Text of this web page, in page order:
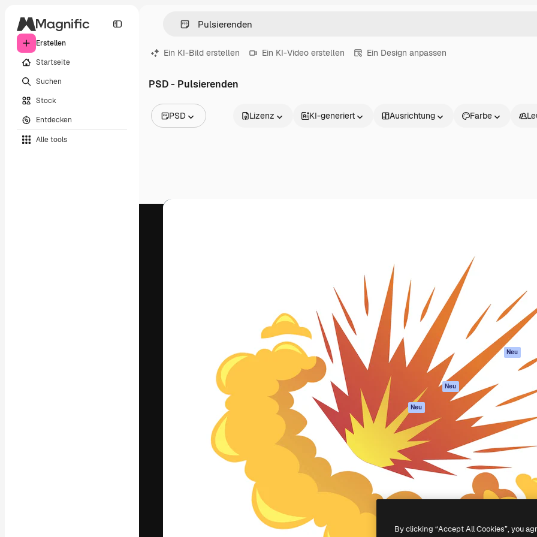
Erstellen
Startseite
Suchen
Stock
Entdecken
Alle tools
Ein KI-Bild erstellen Ein KI-Video erstellen Ein Design anpassen
PSD - Pulsierenden
PSD
Videos
Lizenz KI-generiert Ausrichtung Farbe
Arbeit zu verwirklichen. Mehr als 1 Million
Abonnenten unter Kreativen, Unternehmen,
Agenturen und Studios.
Spaces
KI-Assistent
KI-Bildgenerator
KI-Videogenerator
KI-
Stimmengenerator
Stock-Inhalte
MCP für
Claude/ChatGPT
Neu
Agenten Neu
API
Mobile App
Alle Magnific-Tools
Loslegen
Dokumentation
Support
AGB
Originale Neu
Cookie-Richtlinie
Vertrauenszentrum
Partner
Unternehmen
Copyright © 2010- Freepik Company S.L.U. Alle Rechte vorbehalten
By clicking “Accept All Cookies”, you